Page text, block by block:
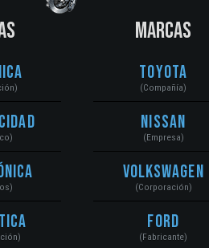
MARCAS
Toyota
(Compañía)
Nissan
(Empresa)
Volkswagen
(Corporación)
Ford
(Fabricante)